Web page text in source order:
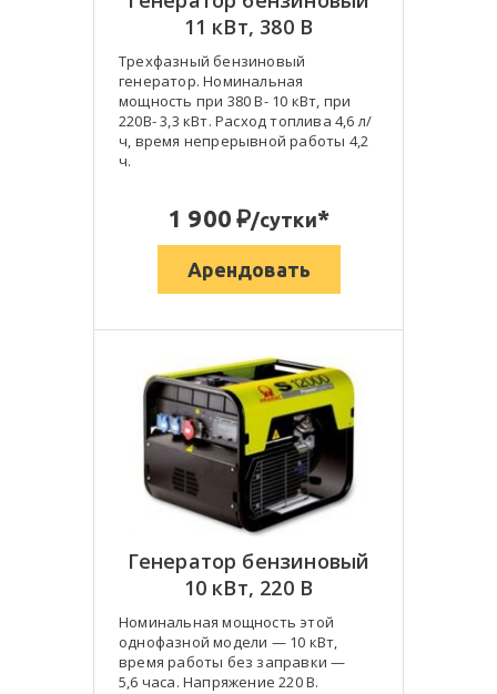
11 кВт, 380 В
Трехфазный бензиновый
генератор. Номинальная
мощность при 380 В- 10 кВт, при
220В- 3,3 кВт. Расход топлива 4,6 л/
ч, время непрерывной работы 4,2
ч.
1 900:/сутки*
Арендовать
Генератор бензиновый
10 кВт, 220 В
Номинальная мощность этой
однофазной модели — 10 кВт,
время работы без заправки —
5,6 часа. Напряжение 220 В.